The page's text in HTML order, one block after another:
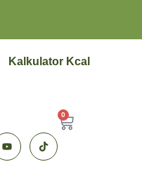
Kalkulator Kcal
0